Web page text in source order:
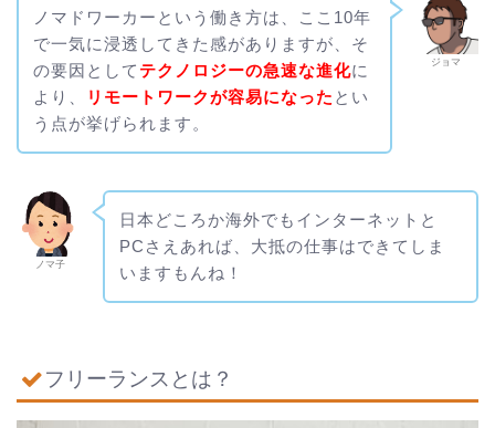
ジョマ
ノマドワーカーという働き方は、ここ10年
で一気に浸透してきた感がありますが、そ
の要因として テクノロジーの急速な進化に
より、
リモートワークが容易になった とい
う点が挙げられます。
ノマ子
日本どころか海外でもインターネットと
PCさえあれば、大抵の仕事はできてしま
いますもんね！
フリーランスとは？